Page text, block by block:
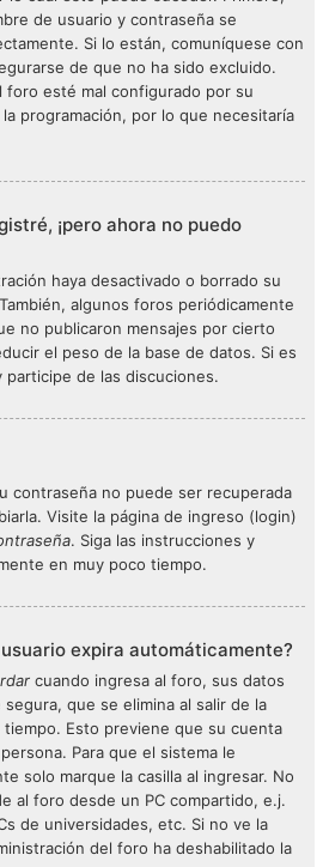
de usuario y contraseña se
Si lo están, comuníquese con
de que no ha sido excluido.
foro esté mal configurado por su
programación, por lo que necesitaría
¡pero ahora no puedo
haya desactivado o borrado su
algunos foros periódicamente
no publicaron mensajes por cierto
el peso de la base de datos. Si es
de las discuciones.
contraseña no puede ser recuperada
Visite la página de ingreso (login)
. Siga las instrucciones y
en muy poco tiempo.
expira automáticamente?
cuando ingresa al foro, sus datos
que se elimina al salir de la
Esto previene que su cuenta
Para que el sistema le
solo marque la casilla al ingresar. No
al foro desde un PC compartido, e.j.
de universidades, etc. Si no ve la
del foro ha deshabilitado la